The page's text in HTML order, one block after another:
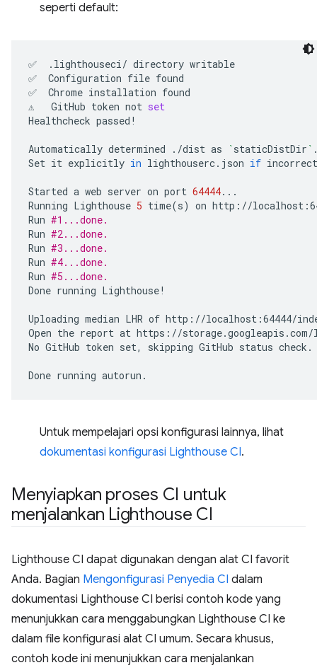
seperti default:
✅ .lighthouseci/ directory writable
✅
Configuration file found
✅
Chrome installation found
⚠️
GitHub token not set
Healthcheck passed!
Automatically determined ./dist as `staticDistDir `
Set it explicitly in lighthouserc.json if
Started a web server on port 64444...
Running Lighthouse 5 time(s) on http://
Run #1...done.
Run #2...done.
Run #3...done.
Run #4...done.
Run #5...done.
Done running Lighthouse!
Uploading median LHR of http://localhost:64444/
Open the report at https://storage.googleapis.com/
No GitHub token set, skipping GitHub status check.
Done running
Untuk mempelajari opsi konfigurasi lainnya, lihat
dokumentasi konfigurasi Lighthouse CI.
Menyiapkan proses CI untuk
menjalankan Lighthouse CI
Lighthouse CI dapat digunakan dengan alat CI favorit
Anda. Bagian Mengonfigurasi Penyedia CI dalam
dokumentasi Lighthouse CI berisi contoh kode yang
menunjukkan cara menggabungkan Lighthouse CI ke
dalam file konfigurasi alat CI umum. Secara khusus,
contoh kode ini menunjukkan cara menjalankan